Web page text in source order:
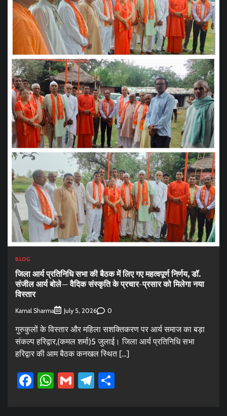
BLOG
जिला आर्य प्रतिनिधि सभा की बैठक में लिए गए महत्वपूर्ण निर्णय, डॉ.
संजील आर्य बोले— वैदिक संस्कृति के प्रचार-प्रसार को मिलेगा नया
विस्तार
Kamal Sharma July 5, 2026 0
गुरुकुलों के विस्तार और महिला सशक्तिकरण पर आर्य समाज का बड़ा
संकल्प हरिद्वार,(कमल शर्मा)5 जुलाई। जिला आर्य प्रतिनिधि सभा
हरिद्वार की आम बैठक कनखल स्थित […]
Facebook
WhatsApp
GmailTelegram